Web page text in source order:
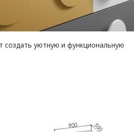
создать уютную и функциональную